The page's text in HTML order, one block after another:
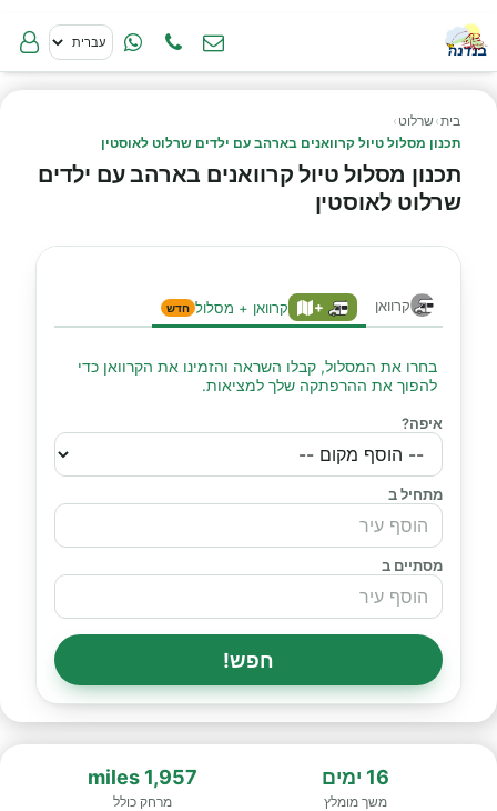
בית›שרלוט ›
תכנון מסלול טיול קרוואנים בארהב עם ילדים שרלוט לאוסטין
תכנון מסלול טיול קרוואנים בארהב עם ילדים
שרלוט לאוסטין
קרוואן + קרוואן + מסלול חדש
בחרו את המסלול, קבלו השראה והזמינו את הקרוואן כדי
להפוך את ההרפתקה שלך למציאות.
איפה?
מתחיל ב
מסתיים ב
חפש!
16 ימים
משך מומלץ
1,957 miles
מרחק כולל